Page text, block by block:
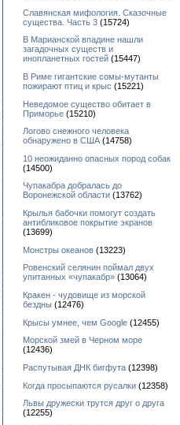
Славянская мифология. Сказочные
существа. Часть 3 (15724)
В Марианской впадине нашли
загадочных существ и
инопланетных гостей (15447)
В Риме гигантские сомы-мутанты
пожирают птиц и крыс (15221)
Неведомое существо обитает в
Приморье (15210)
Логово снежного человека
обнаружено в США (14758)
10 неожиданно опасных пород собак
(14500)
Чупакабра добралась до
Воронежской области (13762)
Крылья бабочки помогут создать
антибликовое покрытие экранов
(13699)
Монстры океанов (13223)
Ровенский селянин поймал двух
упитанных «чупакабр» (13064)
Кракен - чудовище из морской
бездны (12476)
Крысы умнее, чем Google (12455)
Морской змей в Черном море
(12436)
Распутывая ДНК бигфута (12398)
Когда просыпаются русалки (12358)
Львы дружески трутся друг о друга
(12255)